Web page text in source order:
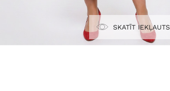
SKATĪT IEKĻAUTS